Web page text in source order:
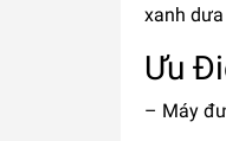
xanh
Ưu
– Máy